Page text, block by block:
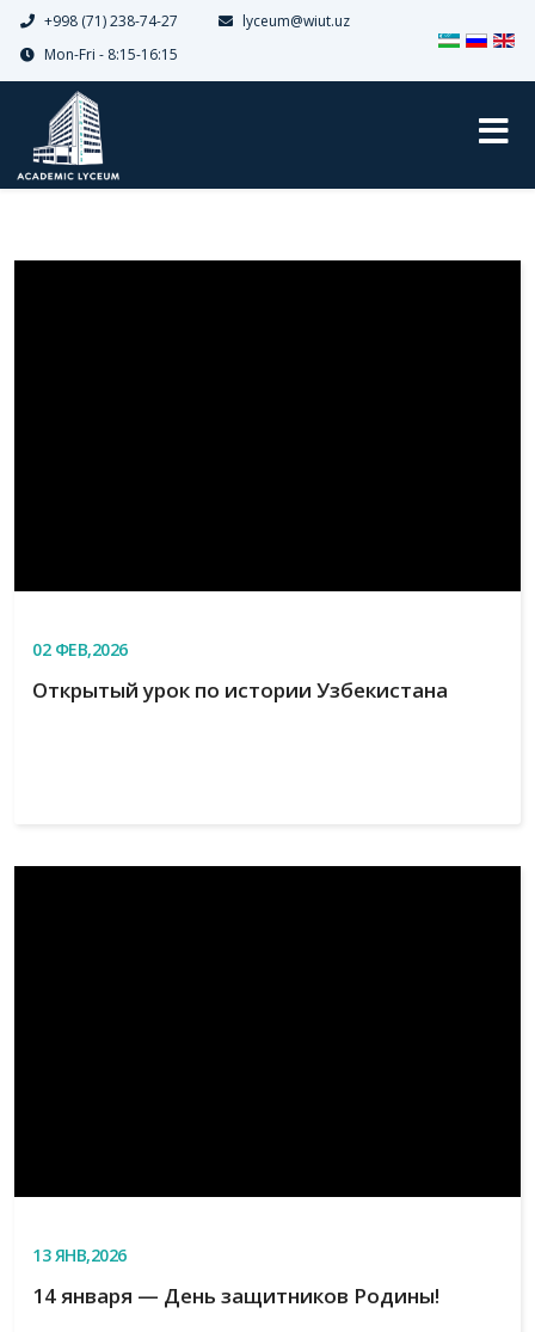
+998 (71) 238-74-27
lyceum@wiut.uz
Mon-Fri - 8:15-16:15
02ФЕВ,2026
Открытый урок по истории Узбекистана
13ЯНВ,2026
14 января — День защитников Родины!